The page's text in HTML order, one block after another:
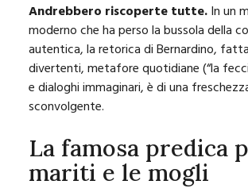
Andrebbero riscoperte tutte.In un
moderno che ha perso la bussola della
autentica, la retorica di Bernardino,
divertenti, metafore quotidiane (“la
e dialoghi immaginari, è di una
sconvolgente.
La famosa predica
mariti e le mogli